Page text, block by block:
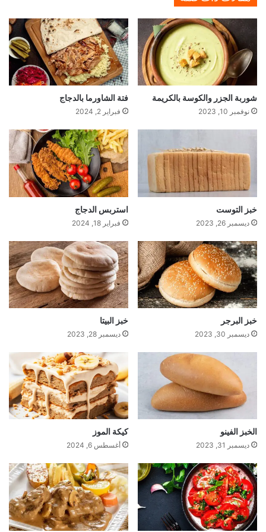
شوربة الجزر والكوسة بالكريمة
نوفمبر 10, 2023
فتة الشاورما بالدجاج
فبراير 2, 2024
خبز التوست
ديسمبر 26, 2023
استربس الدجاج
فبراير 18, 2024
خبز البرجر
ديسمبر 30, 2023
خبز البيتا
ديسمبر 28, 2023
الخبز الفينو
ديسمبر 31, 2023
كيكة الموز
أغسطس 6, 2024